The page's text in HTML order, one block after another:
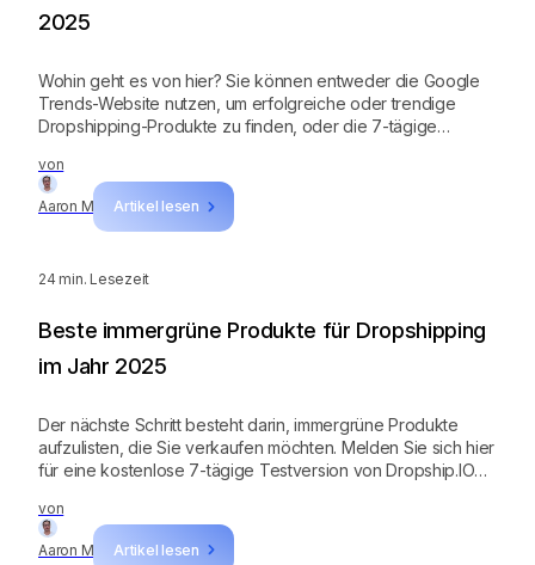
von
Aaron M Artikel lesen
2025
Wohin geht es von hier? Sie können entweder die Google
Trends-Website nutzen, um erfolgreiche oder trendige
Dropshipping-Produkte zu finden, oder die 7-tägige
System die harte Arbeit für Sie erledigen lassen. Ich würde
Letzteres empfehlen. Wie Sie bereits gesehen haben, kann
Google Trends Ihnen nur eine Grafik des Suchvolumen-
Marktsättigung und vieles mehr finden!
24 min. Lesezeit
von
Aaron M Artikel lesen
Beste immergrüne Produkte für Dropshipping
im Jahr 2025
Der nächste Schritt besteht darin, immergrüne Produkte
aufzulisten, die Sie verkaufen möchten. Melden Sie sich hier
für eine kostenlose 7-tägige Testversion von Dropship.IO
immergrüne Produkt, das Sie verkaufen möchten,
nachgefragt wird, und finden Sie Wettbewerber in dieser
Nische. Spionieren Sie sie aus und finden Sie heraus, was